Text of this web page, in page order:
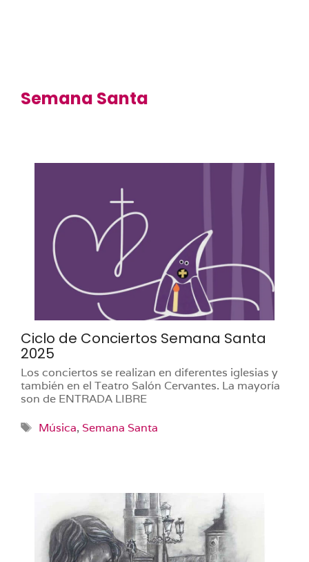
Semana Santa
Ciclo de Conciertos Semana Santa
2025
Los conciertos se realizan en diferentes iglesias y
también en el Teatro Salón Cervantes. La mayoría
son de ENTRADA LIBRE
Etiquetas
Música, Semana Santa